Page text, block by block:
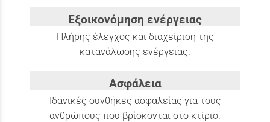
Εξοικονόμηση ενέργειας
Πλήρης έλεγχος και διαχείριση της
κατανάλωσης ενέργειας.
Ασφάλεια
Ιδανικές συνθήκες ασφαλείας για τους
ανθρώπους που βρίσκονται στο κτίριο.